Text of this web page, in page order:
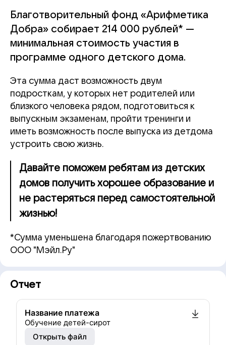
Благотворительный фонд «Арифметика
Добра» собирает 214 000 рублей* —
минимальная стоимость участия в
программе одного детского дома.
Эта сумма даст возможность двум
подросткам, у которых нет родителей или
близкого человека рядом, подготовиться к
выпускным экзаменам, пройти тренинги и
иметь возможность после выпуска из детдома
устроить свою жизнь.
Давайте поможем ребятам из детских
домов получить хорошее образование и
не растеряться перед самостоятельной
жизнью!
*Сумма уменьшена благодаря пожертвованию
ООО "Мэйл.Ру"
Отчет
Название платежа
Обучение детей-сирот
Открыть файл